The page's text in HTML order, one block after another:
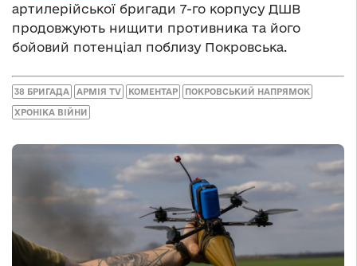
артилерійської бригади 7-го корпусу ДШВ
продовжують нищити противника та його
бойовий потенціал поблизу Покровська.
38 БРИГАДА АРМІЯ TV КОМЕНТАР ПОКРОВСЬКИЙ НАПРЯМОК
ХРОНІКА ВІЙНИ